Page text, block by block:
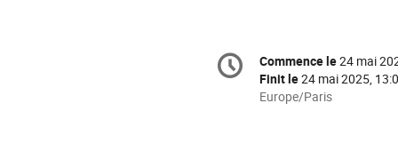
Information
de
Date/Heure
Commence le24 mai
Finit le24 mai 2025,
Toutes
Europe/Paris